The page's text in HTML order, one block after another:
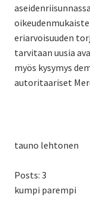
eriarvoisuuden
tarvitaan uusia
myös kysymys
autoritaariset
tauno lehtonen
Posts: 3
kumpi parempi